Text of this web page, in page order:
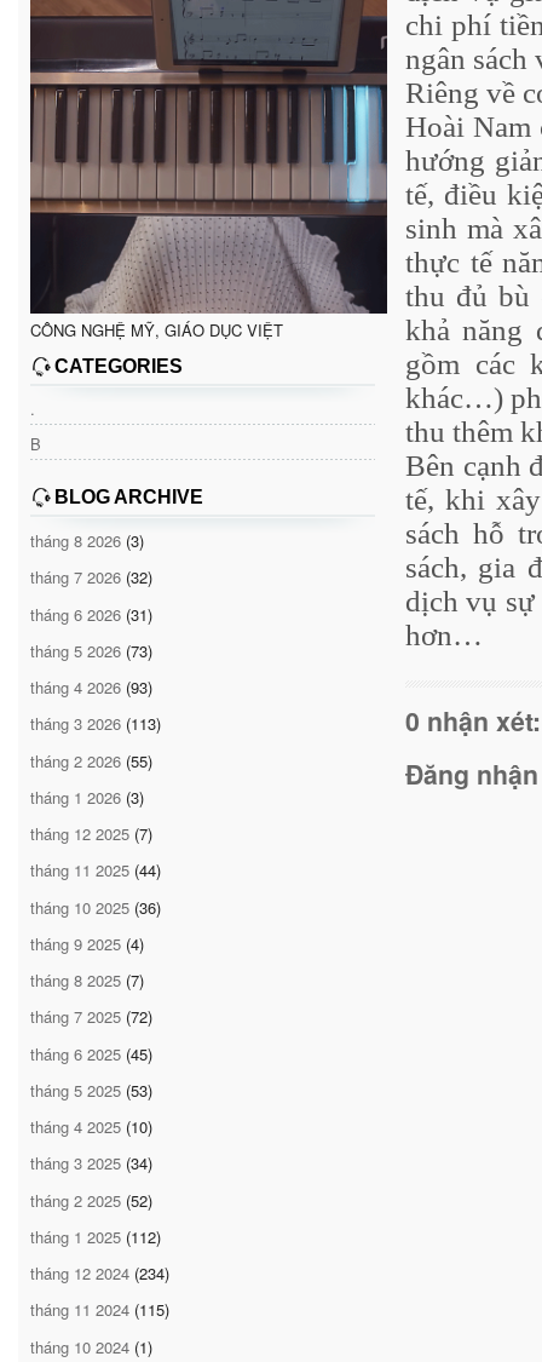
CÔNG NGHỆ MỸ, GIÁO DỤC VIỆT
CATEGORIES
.
B
BLOG ARCHIVE
tháng 8 2026 (3)
tháng 7 2026 (32)
tháng 6 2026 (31)
tháng 5 2026 (73)
tháng 4 2026 (93)
tháng 3 2026 (113)
tháng 2 2026 (55)
tháng 1 2026 (3)
tháng 12 2025 (7)
tháng 11 2025 (44)
tháng 10 2025 (36)
tháng 9 2025 (4)
tháng 8 2025 (7)
tháng 7 2025 (72)
tháng 6 2025 (45)
tháng 5 2025 (53)
tháng 4 2025 (10)
tháng 3 2025 (34)
tháng 2 2025 (52)
tháng 1 2025 (112)
tháng 12 2024 (234)
tháng 11 2024 (115)
tháng 10 2024 (1)
chi phí
ngân sách
Riêng về
Hoài Nam
hướng
tế, điều
sinh mà
thực tế
thu đủ bù
khả năng
gồm các
khác…)
thu thêm
Bên cạnh
tế, khi
sách hỗ
sách, gia
dịch vụ sự
hơn…
0 nhận xét:
Đăng